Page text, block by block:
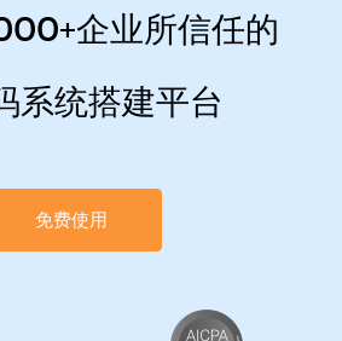
企业所信任的
系统搭建平台
免费使用